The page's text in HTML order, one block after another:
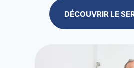
DÉCOUVRIR LE